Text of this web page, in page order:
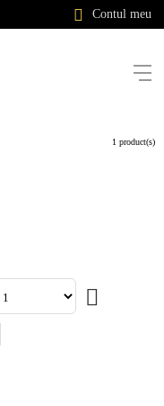
Contul meu
1 product(s)